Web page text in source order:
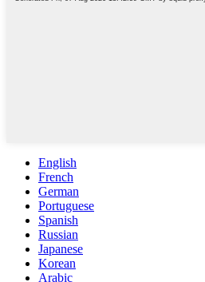
English
French
German
Portuguese
Spanish
Russian
Japanese
Korean
Arabic